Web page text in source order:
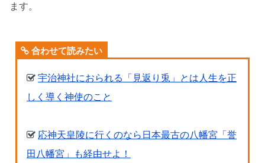
ます。
合わせて読みたい
宇治神社におられる「見返り兎」とは人生を正
しく導く神使のこと
応神天皇陵に行くのなら日本最古の八幡宮「誉
田八幡宮」も経由せよ！